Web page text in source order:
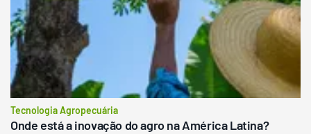
Tecnologia Agropecuária
Onde está a inovação do agro na América Latina?